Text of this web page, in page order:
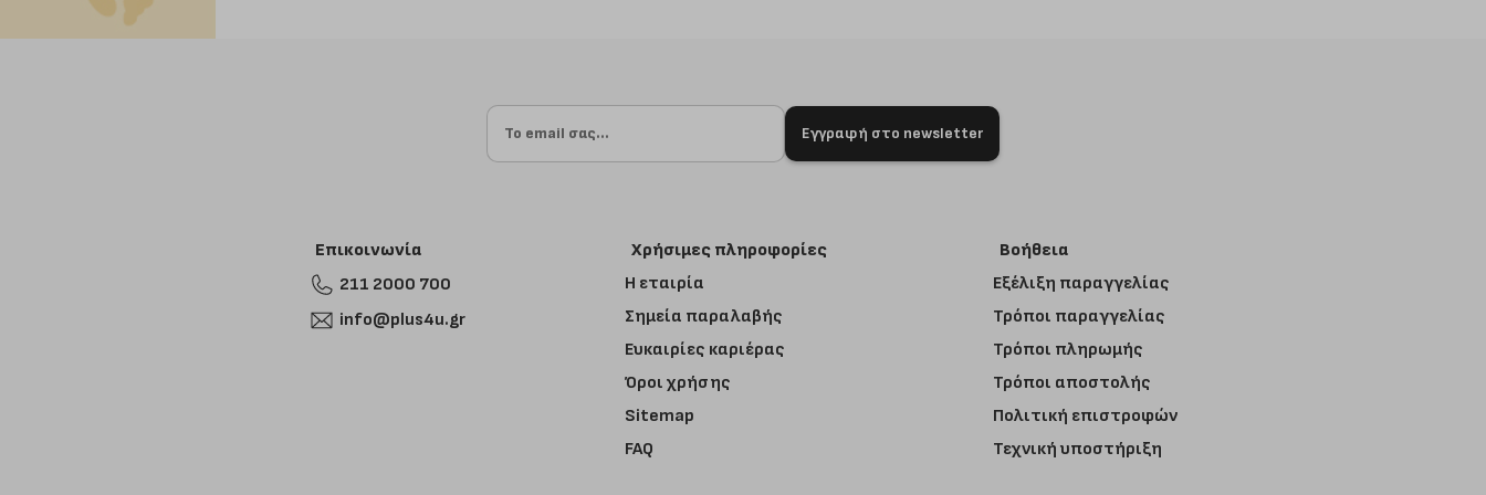
Εγγραφή στο newsletter
Επικοινωνία
211 2000 700
info@plus4u.gr
Χρήσιμες πληροφορίες
Η εταιρία
Σημεία παραλαβής
Ευκαιρίες καριέρας
Όροι χρήσης
Sitemap
FAQ
Βοήθεια
Εξέλιξη παραγγελίας
Τρόποι παραγγελίας
Τρόποι πληρωμής
Τρόποι αποστολής
Πολιτική επιστροφών
Τεχνική υποστήριξη